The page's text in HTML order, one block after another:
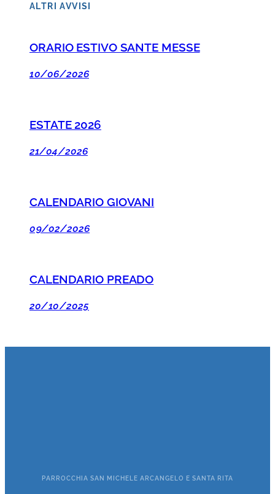
ALTRI AVVISI
ORARIO ESTIVO SANTE MESSE
10/06/2026
ESTATE 2026
21/04/2026
CALENDARIO GIOVANI
09/02/2026
CALENDARIO PREADO
20/10/2025
PARROCCHIA SAN MICHELE ARCANGELO E SANTA RITA